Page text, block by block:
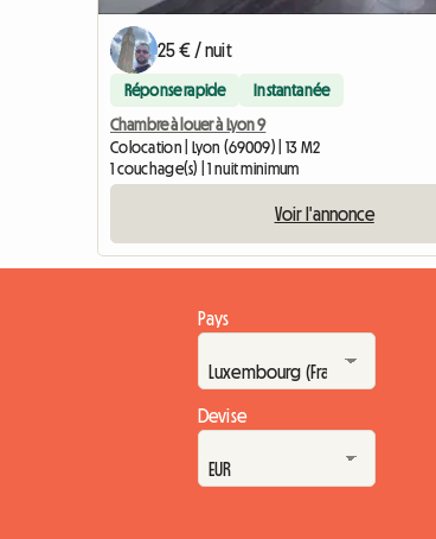
25 € / nuit
Réponse rapide Instantanée
Chambre à louer à Lyon 9
Colocation | Lyon (69009) | 13 M2
1 couchage(s) | 1 nuit minimum
Voir l'annonce
Pays
Devise